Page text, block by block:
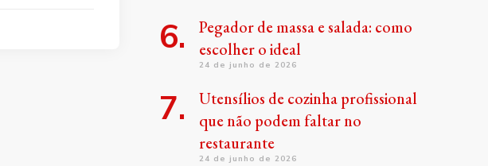
Pegador de massa e salada: como
escolher o ideal
24 de junho de 2026
Utensílios de cozinha profissional
que não podem faltar no
restaurante
24 de junho de 2026